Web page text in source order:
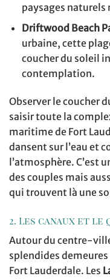
paysages
Driftwood Beach
urbaine, cette
coucher du soleil
contemplation.
Observer le coucher
saisir toute la
maritime de Fort
dansent sur l’eau et
l’atmosphère. C’est
des couples mais
qui trouvent là une
2. Les canaux et
Autour du centre-
splendides
Fort Lauderdale. Les